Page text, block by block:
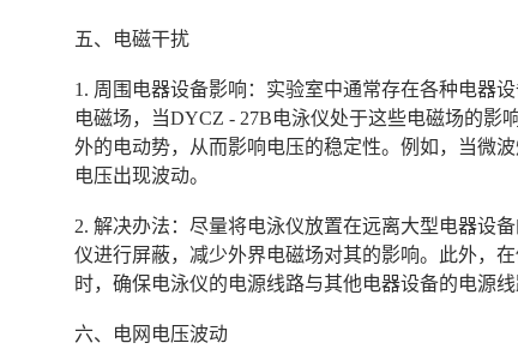
五、电磁干扰
1. 周围电器设备影响：实验室中通常存在各种电器
电磁场，当DYCZ - 27B电泳仪处于这些电磁场的影
外的电动势，从而影响电压的稳定性。例如，当微
电压出现波动。
2. 解决办法：尽量将电泳仪放置在远离大型电器设
仪进行屏蔽，减少外界电磁场对其的影响。此外，
时，确保电泳仪的电源线路与其他电器设备的电源
六、电网电压波动